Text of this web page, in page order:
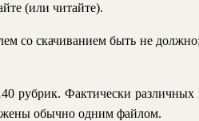
(или читайте).
со скачиванием быть не
рубрик. Фактически различных
обычно одним файлом.